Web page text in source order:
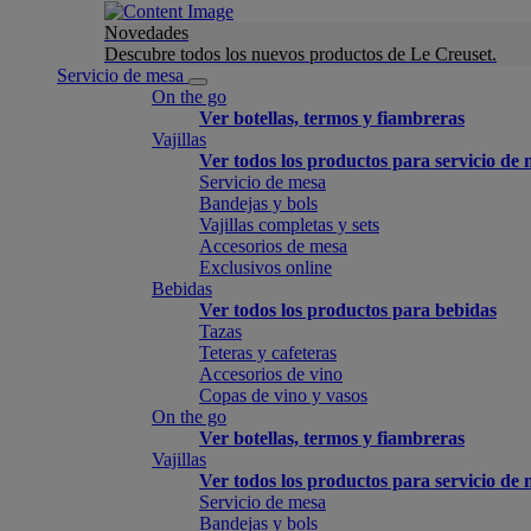
Novedades
Descubre todos los nuevos productos de Le Creuset.
Servicio de mesa
On the go
Ver botellas, termos y fiambreras
Vajillas
Ver todos los productos para servicio de
Servicio de mesa
Bandejas y bols
Vajillas completas y sets
Accesorios de mesa
Exclusivos online
Bebidas
Ver todos los productos para bebidas
Tazas
Teteras y cafeteras
Accesorios de vino
Copas de vino y vasos
On the go
Ver botellas, termos y fiambreras
Vajillas
Ver todos los productos para servicio de
Servicio de mesa
Bandejas y bols